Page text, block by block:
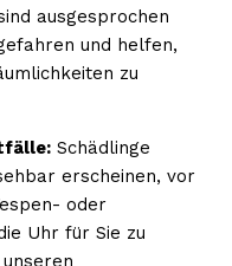
ausgesprochen
und helfen,
zu
Schädlinge
erscheinen, vor
oder
Uhr für Sie zu